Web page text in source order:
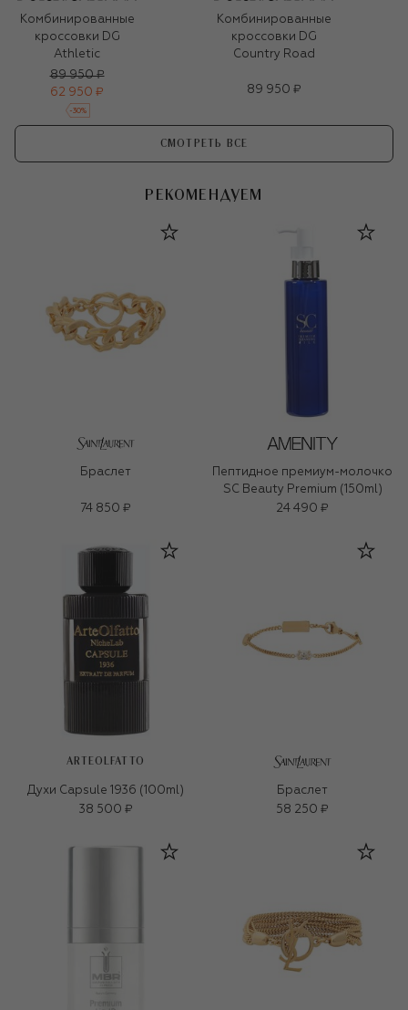
Комбинированные
кроссовки DG
Athletic
89 950 ₽
62 950 ₽
-30%
Комбинированные
кроссовки DG
Country Road
89 950 ₽
СМОТРЕТЬ ВСЕ
РЕКОМЕНДУЕМ
Браслет
74 850 ₽
Пептидное премиум-молочко
SC Beauty Premium (150ml)
24 490 ₽
ARTEOLFATTO
Духи Capsule 1936 (100ml)
38 500 ₽
Браслет
58 250 ₽